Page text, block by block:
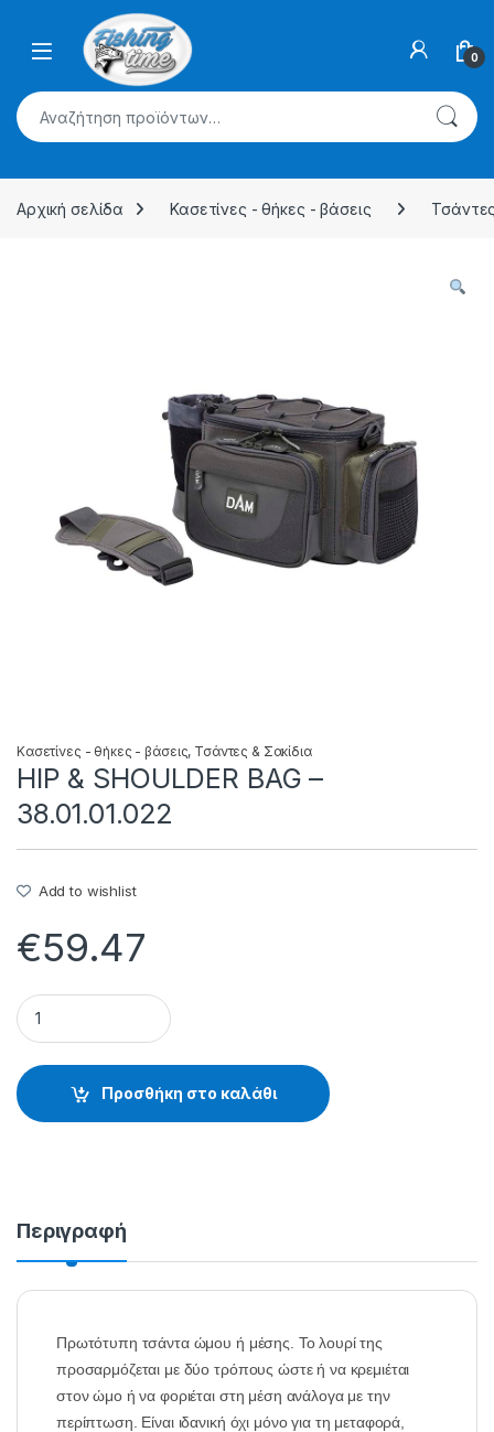
Skip to navigation
0
Αναζήτηση για:
Αρχική σελίδα Κασετίνες - θήκες - βάσεις
Κασετίνες - θήκες - βάσεις, Τσάντες & Σακίδια
HIP & SHOULDER BAG –
38.01.01.022
Add to wishlist
€59.47
HIP & SHOULDER BAG - 38.01.01.022 quantity
Προσθήκη στο καλάθι
Περιγραφή
Πρωτότυπη τσάντα ώμου ή μέσης. Το λουρί της
προσαρμόζεται με δύο τρόπους ώστε ή να κρεμιέται
στον ώμο ή να φοριέται στη μέση ανάλογα με την
περίπτωση. Είναι ιδανική όχι μόνο για τη μεταφορά,